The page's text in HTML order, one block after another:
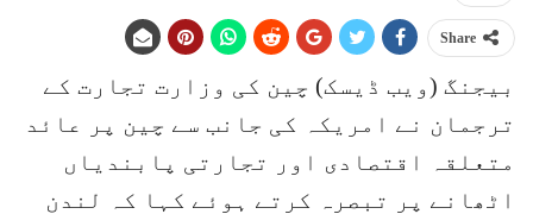
Share
بیجنگ (ویب ڈیسک) چین کی وزارت تجارت کے
ترجمان نے امریکہ کی جانب سے چین پر عائد
متعلقہ اقتصادی اور تجارتی پابندیاں
اٹھانے پر تبصرہ کرتے ہوئے کہا کہ لندن